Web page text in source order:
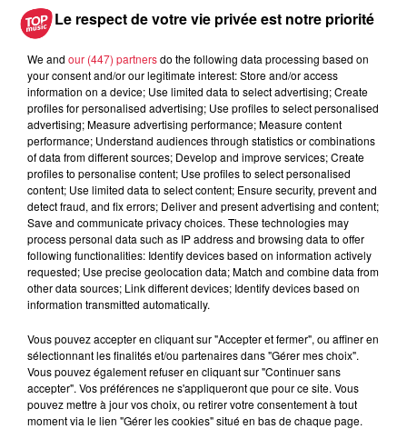
Date
17 août 2019 à 0h00
Lieu Port de Plaisance - Saverne
Organisateur
Leyer Morgane
0388018516
mleyer@cdhgroup.com
Tarif Gratuit
Un week-end festif à venir vivre en famille entre amis !
Le respect de votre vie privée est notre priorité
We and our (447) partnersdo the following data processing based on
your consent and/or our legitimate interest: Store and/or access
information on a device; Use limited data to select advertising; Create
profiles for personalised advertising; Use profiles to select personalised
advertising; Measure advertising performance; Measure content
performance; Understand audiences through statistics or combinations
of data from different sources; Develop and improve services; Create
profiles to personalise content; Use profiles to select personalised
content; Use limited data to select content; Ensure security, prevent and
detect fraud, and fix errors; Deliver and present advertising and content;
Save and communicate privacy choices. These technologies may
process personal data such as IP address and browsing data to offer
following functionalities: Identify devices based on information actively
requested; Use precise geolocation data; Match and combine data from
other data sources; Link different devices; Identify devices based on
information transmitted automatically.
Vous pouvez accepter en cliquant sur "Accepter et fermer", ou affiner en
sélectionnant les finalités et/ou partenaires dans "Gérer mes choix".
Vous pouvez également refuser en cliquant sur "Continuer sans
accepter". Vos préférences ne s'appliqueront que pour ce site. Vous
pouvez mettre à jour vos choix, ou retirer votre consentement à tout
moment via le lien "Gérer les cookies" situé en bas de chaque page.